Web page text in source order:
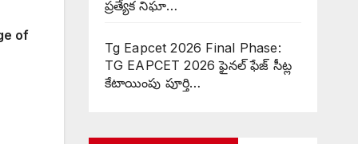
of
ప్రత్యేక నిఘా…
Tg Eapcet 2026 Final Phase:
TG EAPCET 2026 ఫైనల్ ఫేజ్ సీట్ల
కేటాయింపు పూర్తి…